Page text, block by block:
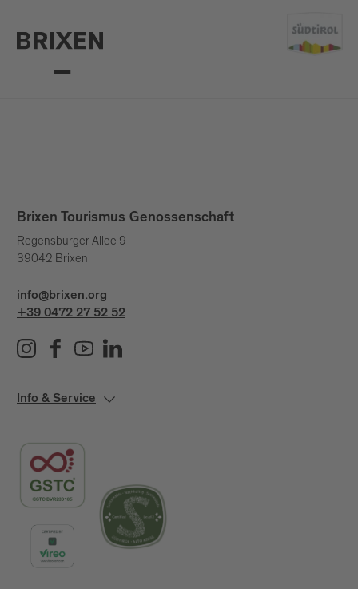
Brixen Tourismus Genossenschaft
Regensburger Allee 9
39042 Brixen
info@brixen.org
+39 0472 27 52 52
Info & Service